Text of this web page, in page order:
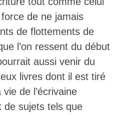
de ne jamais
de flottements de
l’on ressent du début
aussi venir du
livres dont il est tiré
de l’écrivaine
de sujets tels que